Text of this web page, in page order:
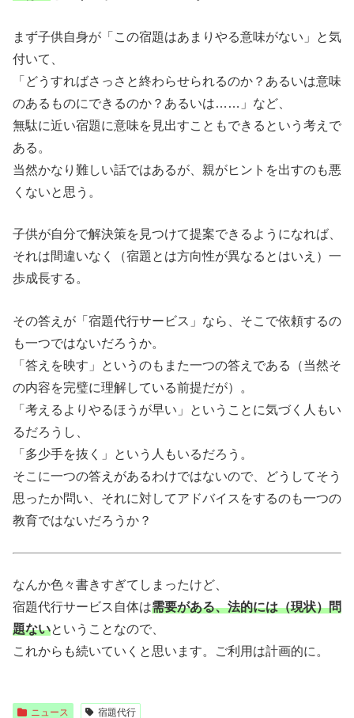
まず子供自身が「この宿題はあまりやる意味がない」と気
付いて、
「どうすればさっさと終わらせられるのか？あるいは意味
のあるものにできるのか？あるいは……」など、
無駄に近い宿題に意味を見出すこともできるという考えで
ある。
当然かなり難しい話ではあるが、親がヒントを出すのも悪
くないと思う。
子供が自分で解決策を見つけて提案できるようになれば、
それは間違いなく（宿題とは方向性が異なるとはいえ）一
歩成長する。
その答えが「宿題代行サービス」なら、そこで依頼するの
も一つではないだろうか。
「答えを映す」というのもまた一つの答えである（当然そ
の内容を完璧に理解している前提だが）。
「考えるよりやるほうが早い」ということに気づく人もい
るだろうし、
「多少手を抜く」という人もいるだろう。
そこに一つの答えがあるわけではないので、どうしてそう
思ったか問い、それに対してアドバイスをするのも一つの
教育ではないだろうか？
なんか色々書きすぎてしまったけど、
宿題代行サービス自体は需要がある、法的には（現状）問
題ないということなので、
これからも続いていくと思います。ご利用は計画的に。
ニュース 宿題代行